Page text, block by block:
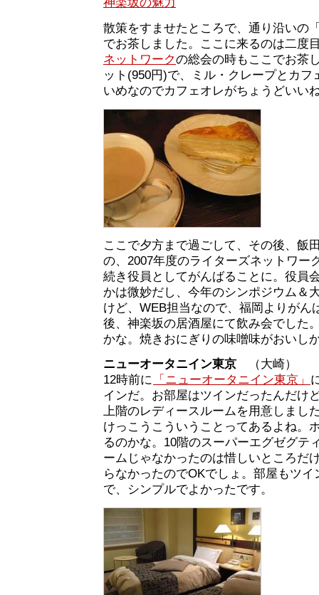
散策をすませたところで、通り沿いの
でお茶しました。ここに来るのは二度
ネットワークの総会の時もここでお茶
ット(950円)で、ミル・クレープとカフ
いめなのでカフェオレがちょうどいい
ここで夕方まで過ごして、その後、飯
の、2007年度のライターズネットワー
続き役員としてがんばることに。役員
かは微妙だし、今年のシンポジウム＆
けど、WEB担当なので、福岡よりがん
後、神楽坂の居酒屋にて飲み会でした
かな。焼きおにぎりの味噌味がおいし
ニューオータニイン東京 （大崎）
12時前に
「ニューオータニイン東京」
インだ。お部屋はツインだったんだけ
上階のレディースルームを用意しまし
けっこうこういうことってあるよね。
るのかな。10階のスーパーエグゼグテ
ームじゃなかったのは惜しいところだ
らなかったのでOKでしょ。部屋もツ
で、シンプルでよかったです。